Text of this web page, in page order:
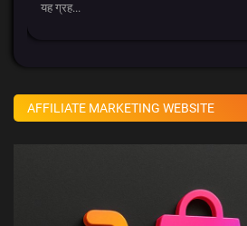
यह ग्रह...
AFFILIATE MARKETING WEBSITE